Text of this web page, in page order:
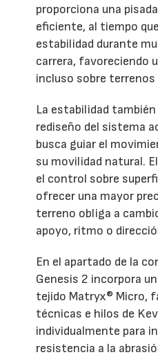
proporciona una
eficiente, al tiempo
estabilidad durante
carrera, favoreciendo
incluso sobre terrenos
La estabilidad
rediseño del sistema
busca guiar el
su movilidad natural.
el control sobre
ofrecer una mayor
terreno obliga a
apoyo, ritmo o
En el apartado de la
Genesis 2 incorpora
tejido Matryx® Micro,
técnicas e hilos de
individualmente para
resistencia a la